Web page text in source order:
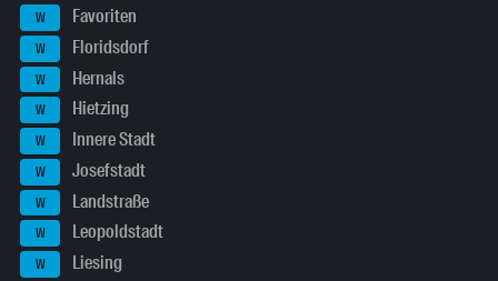
W Favoriten
W Floridsdorf
W Hernals
W Hietzing
W Innere Stadt
W Josefstadt
W Landstraße
W Leopoldstadt
W Liesing